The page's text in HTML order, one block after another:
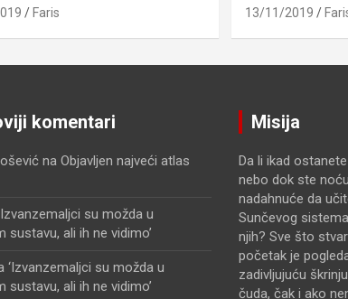
Faris 13/11/2019
komentari
na Objavljen najveći atlas
su možda u
sustavu, ali ih ne vidimo’
‘Izvanzemaljci su možda u
sustavu, ali ih ne vidimo’
Misija
Da li ikad
nebo dok ste
nadahnuće da
Sunčevog
njih? Sve što
početak je
zadivljujuću
čuda, čak i ako